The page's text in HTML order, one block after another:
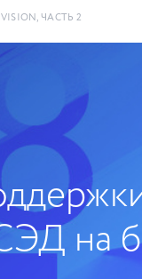
ЧАСТЬ 2
на